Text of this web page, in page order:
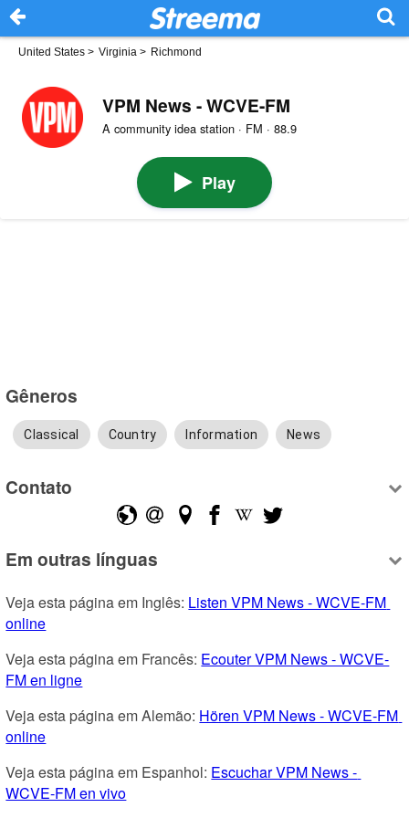
United States > Virginia > Richmond
VPM News - WCVE-FM
A community idea station · FM · 88.9
Play
Gêneros
Classical Country Information News
Contato
Em outras línguas
Veja esta página em Inglês: Listen VPM News - WCVE-FM
online
Veja esta página em Francês: Ecouter VPM News - WCVE-
FM en ligne
Veja esta página em Alemão: Hören VPM News - WCVE-FM
online
Veja esta página em Espanhol: Escuchar VPM News -
WCVE-FM en vivo